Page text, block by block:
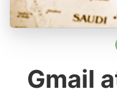
Gmail